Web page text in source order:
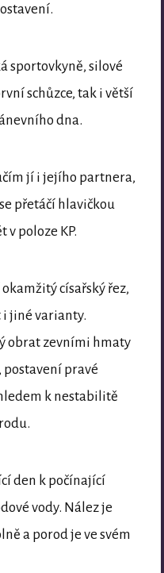
sportovkyně, silové
schůzce, tak i větší
dna.
jí i jejího partnera,
přetáčí hlavičkou
v poloze KP.
císařský řez,
i jiné varianty.
obrat zevními hmaty
postavení pravé
k nestabilitě
den k počínající
vody. Nález je
a porod je ve svém